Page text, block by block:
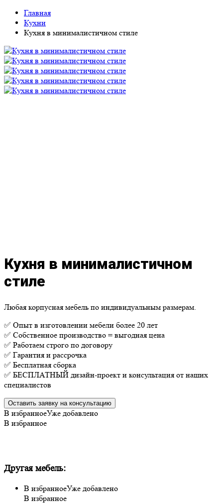
Главная
Кухни
Кухня в минималистичном стиле
Кухня в минималистичном
стиле
Любая корпусная мебель по индивидуальным размерам.
✅ Опыт в изготовлении мебели более 20 лет
✅ Собственное производство = выгодная цена
✅ Работаем строго по договору
✅ Гарантия и рассрочка
✅ Бесплатная сборка
✅ БЕСПЛАТНЫЙ дизайн-проект и консультация от наших
специалистов
Оставить заявку на консультацию
В избранноеУже добавлено
В избранное
Другая мебель:
В избранноеУже добавлено
В избранное